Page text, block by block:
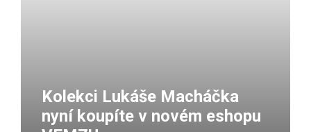
Kolekci Lukáše Macháčka
nyní koupíte v novém eshopu